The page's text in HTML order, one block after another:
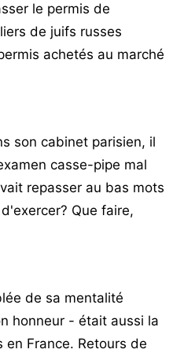
le permis de
de juifs russes
achetés au marché
son cabinet parisien, il
casse-pipe mal
repasser au bas mots
Que faire,
de sa mentalité
honneur - était aussi la
France. Retours de